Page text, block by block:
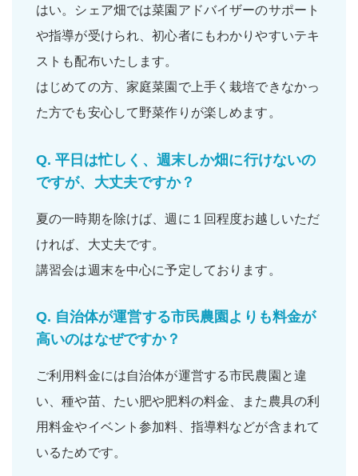
はい。シェア畑では菜園アドバイザーのサポート
や指導が受けられ、初心者にもわかりやすいテキ
ストも配布いたします。
はじめての方、家庭菜園で上手く栽培できなかっ
た方でも安心して野菜作りが楽しめます。
Q. 平日は忙しく、週末しか畑に行けないの
ですが、大丈夫ですか？
夏の一時期を除けば、週に１回程度お越しいただ
ければ、大丈夫です。
講習会は週末を中心に予定しております。
Q. 自治体が運営する市民農園よりも料金が
高いのはなぜですか？
ご利用料金には自治体が運営する市民農園と違
い、種や苗、 たい肥や肥料の料金、また 農具の利
用料金やイベント参加料、 指導料などが含まれて
いるためです。